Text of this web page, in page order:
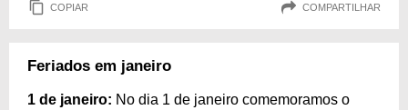
COPIAR COMPARTILHAR
Feriados em janeiro
1 de janeiro: No dia 1 de janeiro comemoramos o